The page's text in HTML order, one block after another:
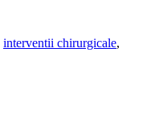
interventii chirurgicale,